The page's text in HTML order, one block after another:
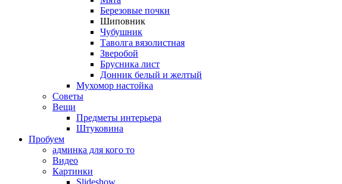
Березовые почки
Шиповник
Чубушник
Таволга вязолистная
Зверобой
Брусника лист
Донник белый и желтый
Мухомор настойка
Советы
Вещи
Предметы интерьера
Штуковина
Пробуем
админка для кого то
Видео
Картинки
Slideshow